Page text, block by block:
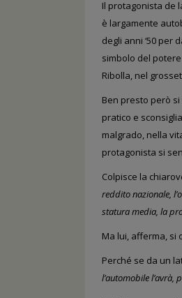
Il protagonista de
è largamente
degli anni ‘50 per
simbolo del
Ribolla, nel
Ben presto però
pratico e
malgrado, nella
protagonista si
Colpisce la
reddito nazionale,
statura media, la
Ma lui, afferma, si
Perché se da un
l’automobile l’avrà,